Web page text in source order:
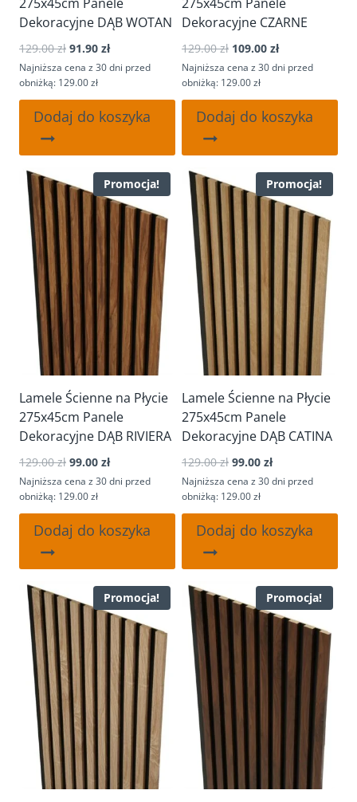
Dekoracyjne DĄB WOTAN
129.00zł Pierwotna
cena
wynosiła:
129.00 zł.
91.90 złAktualna
cena
91.90 zł.
Najniższa cena z 30 dni przed
obniżką: 129.00 zł
Dodaj do koszyka
Dekoracyjne CZARNE
129.00zł Pierwotna
cena
wynosiła:
129.00 zł.
109.00 złAktualna
cena
109.00 zł.
Najniższa cena z 30 dni przed
obniżką: 129.00 zł
Dodaj do koszyka
Promocja!
Lamele Ścienne na Płycie
275x45cm Panele
Dekoracyjne DĄB RIVIERA
129.00zł Pierwotna
cena
wynosiła:
129.00 zł.
99.00 złAktualna
cena
99.00 zł.
Najniższa cena z 30 dni przed
obniżką: 129.00 zł
Dodaj do koszyka
Promocja!
Lamele Ścienne na Płycie
275x45cm Panele
Dekoracyjne DĄB CATINA
129.00zł Pierwotna
cena
wynosiła:
129.00 zł.
99.00 złAktualna
cena
99.00 zł.
Najniższa cena z 30 dni przed
obniżką: 129.00 zł
Dodaj do koszyka
Promocja! Promocja!